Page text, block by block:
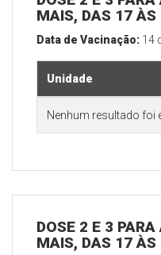
MAIS, DAS 17 ÀS
Data de Vacinação: 14
Unidade
Nenhum resultado foi
DOSE 2 E 3
MAIS, DAS 17 ÀS